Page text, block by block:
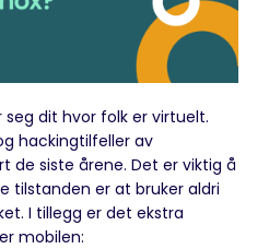
dit hvor folk er virtuelt.
hackingtilfeller av
de siste årene. Det er viktig å
tilstanden er at bruker aldri
I tillegg er det ekstra
mobilen: